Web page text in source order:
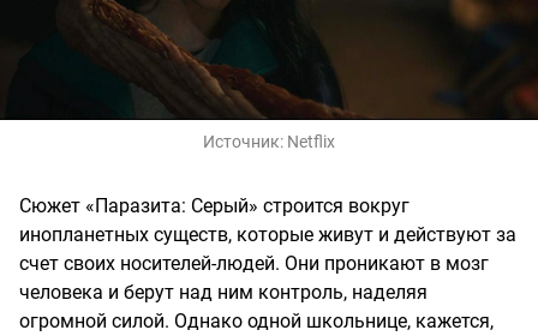
Источник: Netflix
Сюжет «Паразита: Серый» строится вокруг
инопланетных существ, которые живут и действуют за
счет своих носителей-людей. Они проникают в мозг
человека и берут над ним контроль, наделяя
огромной силой. Однако одной школьнице, кажется,